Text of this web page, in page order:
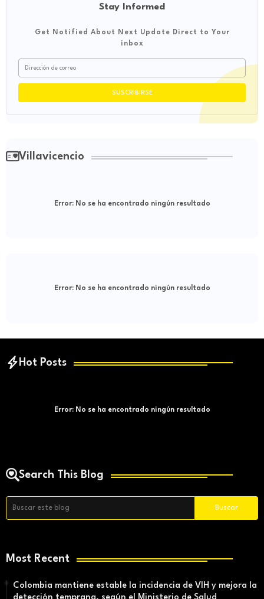
Stay Informed
Get Notified About Next Update Direct to Your
inbox
Villavicencio
Error:No se ha encontrado ningún resultado
Error:No se ha encontrado ningún resultado
Hot Posts
Error:No se ha encontrado ningún resultado
Search This Blog
Most Recent
Colombia mantiene estable la incidencia de VIH y mejora la